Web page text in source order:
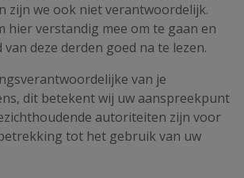
zijn we ook niet verantwoordelijk.
hier verstandig mee om te gaan en
deze derden goed na te lezen.
van je
dit betekent wij uw aanspreekpunt
autoriteiten zijn voor
tot het gebruik van uw